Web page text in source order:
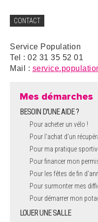
CONTACT
Service Population
Tel : 02 31 35 52 01
Mail :
Mes démarches
BESOIN D'UNE AIDE ?
Pour acheter un vélo !
Pour l'achat d’un
Pour ma pratique
Pour financer mon
Pour les fêtes de fin
Pour surmonter mes
Pour démarrer mon
LOUER UNE SALLE